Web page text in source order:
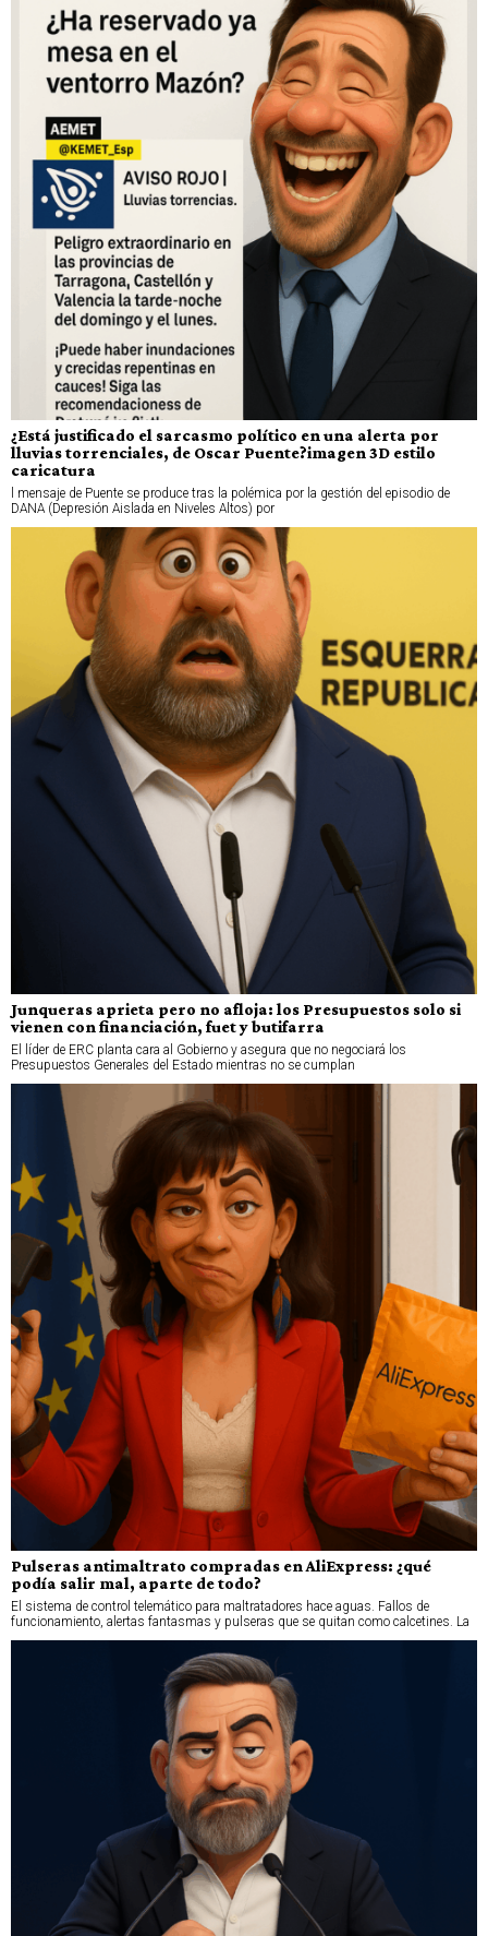
¿Está justificado el sarcasmo político en una alerta por
lluvias torrenciales, de Oscar Puente?imagen 3D estilo
caricatura
l mensaje de Puente se produce tras la polémica por la gestión del episodio de
DANA (Depresión Aislada en Niveles Altos) por
Junqueras aprieta pero no afloja: los Presupuestos solo si
vienen con financiación, fuet y butifarra
El líder de ERC planta cara al Gobierno y asegura que no negociará los
Presupuestos Generales del Estado mientras no se cumplan
Pulseras antimaltrato compradas en AliExpress: ¿qué
podía salir mal, aparte de todo?
El sistema de control telemático para maltratadores hace aguas. Fallos de
funcionamiento, alertas fantasmas y pulseras que se quitan como calcetines. La